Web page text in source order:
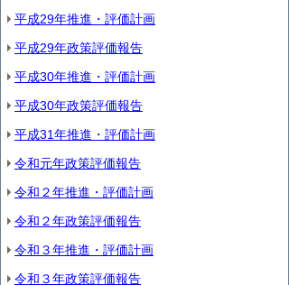
平成29年推進・評価計画
平成29年政策評価報告
平成30年推進・評価計画
平成30年政策評価報告
平成31年推進・評価計画
令和元年政策評価報告
令和２年推進・評価計画
令和２年政策評価報告
令和３年推進・評価計画
令和３年政策評価報告